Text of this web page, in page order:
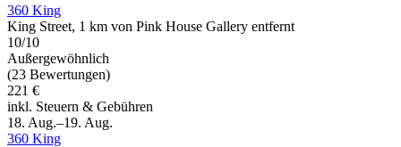
360 King
King Street, 1 km von Pink House Gallery entfernt
10/10
Außergewöhnlich
(23 Bewertungen)
221 €
inkl. Steuern & Gebühren
18. Aug.–19. Aug.
360 King